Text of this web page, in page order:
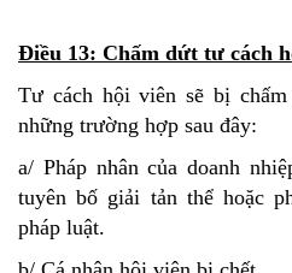
Điều 13: Chấm dứt tư cách
Tư cách hội viên sẽ bị
những trường hợp sau đây:
a/ Pháp nhân của doanh
tuyên bố giải tản thể hoặc
pháp luật.